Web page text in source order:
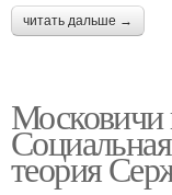
читать дальше →
Московичи
теория